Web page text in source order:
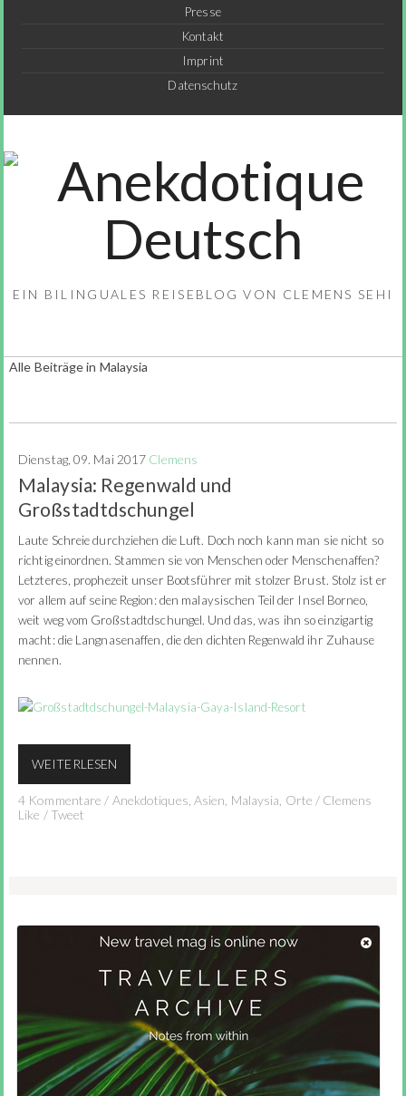
Presse
Kontakt
Imprint
Datenschutz
EIN BILINGUALES REISEBLOG VON CLEMENS SEHI
Alle Beiträge in Malaysia
Dienstag, 09. Mai 2017 Clemens
Malaysia: Regenwald und
Großstadtdschungel
Laute Schreie durchziehen die Luft. Doch noch kann man sie nicht so
richtig einordnen. Stammen sie von Menschen oder Menschenaffen?
Letzteres, prophezeit unser Bootsführer mit stolzer Brust. Stolz ist er
vor allem auf seine Region: den malaysischen Teil der Insel Borneo,
weit weg vom Großstadtdschungel. Und das, was ihn so einzigartig
macht: die Langnasenaffen, die den dichten Regenwald ihr Zuhause
nennen.
WEITERLESEN
4 Kommentare / Anekdotiques Asien Malaysia Orte / Clemens
Like / Tweet